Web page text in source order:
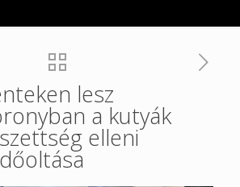
lesz
a kutyák
elleni